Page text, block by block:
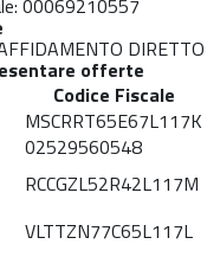
00069210557
DIRETTO
offerte
Codice Fiscale
MSCRRT65E67L117K
02529560548
RCCGZL52R42L117M
VLTTZN77C65L117L